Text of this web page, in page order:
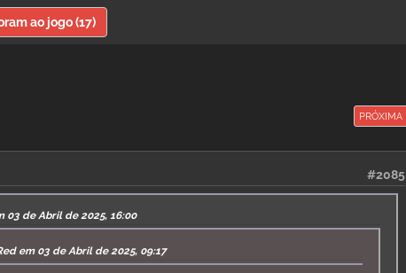
ao jogo (17)
PRÓXIMA
#2085
03 de Abril de 2025, 16:00
em 03 de Abril de 2025, 09:17